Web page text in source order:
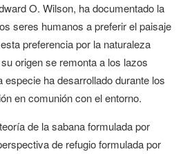
O. Wilson, ha documentado la
seres humanos a preferir el paisaje
preferencia por la naturaleza
origen se remonta a los lazos
ha desarrollado durante los
en comunión con el entorno.
de la sabana formulada por
de refugio formulada por